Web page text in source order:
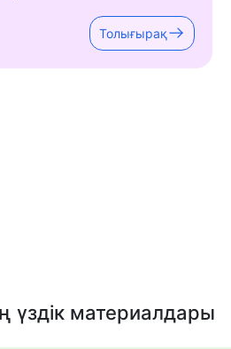
Толығырақ
үздік материалдары